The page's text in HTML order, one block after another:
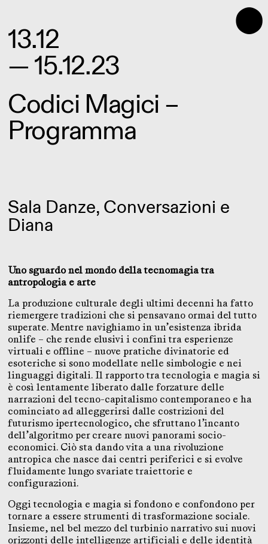
⬤
13.12
— 15.12.23
Codici Magici –
Programma
Sala Danze, Conversazioni e
Diana
Uno sguardo nel mondo della tecnomagia tra
antropologia e arte
La produzione culturale degli ultimi decenni ha fatto
riemergere tradizioni che si pensavano ormai del tutto
superate. Mentre navighiamo in un’esistenza ibrida
onlife – che rende elusivi i confini tra esperienze
virtuali e offline – nuove pratiche divinatorie ed
esoteriche si sono modellate nelle simbologie e nei
linguaggi digitali. Il rapporto tra tecnologia e magia si
è così lentamente liberato dalle forzature delle
narrazioni del tecno-capitalismo contemporaneo e ha
cominciato ad alleggerirsi dalle costrizioni del
futurismo ipertecnologico, che sfruttano l’incanto
dell’algoritmo per creare nuovi panorami socio-
economici. Ciò sta dando vita a una rivoluzione
antropica che nasce dai centri periferici e si evolve
fluidamente lungo svariate traiettorie e
configurazioni.
Oggi tecnologia e magia si fondono e confondono per
tornare a essere strumenti di trasformazione sociale.
Insieme, nel bel mezzo del turbinio narrativo sui nuovi
orizzonti delle intelligenze artificiali e delle identità